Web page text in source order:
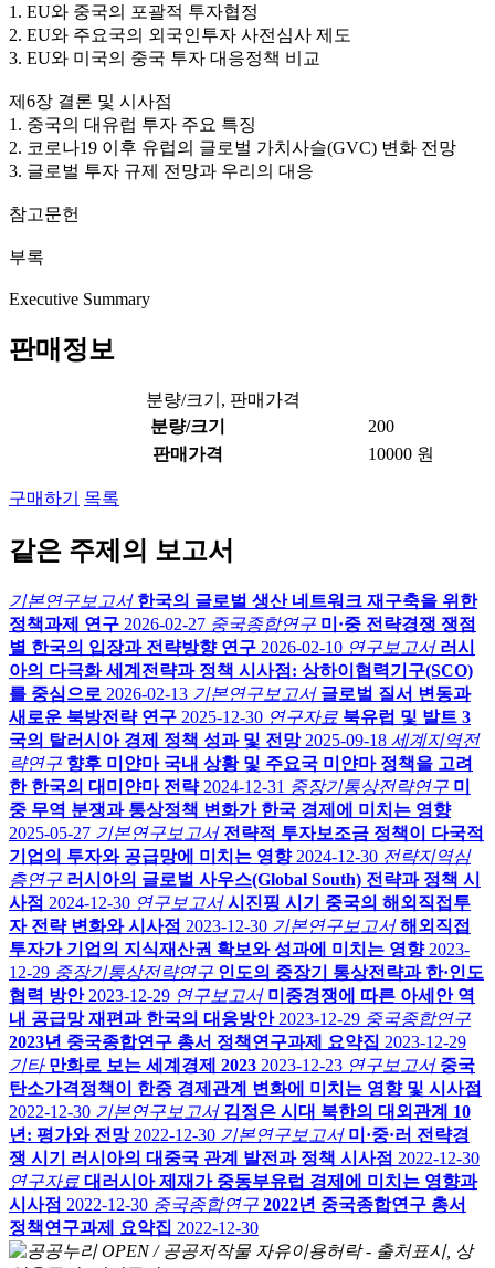
1. EU와 중국의 포괄적 투자협정
2. EU와 주요국의 외국인투자 사전심사 제도
3. EU와 미국의 중국 투자 대응정책 비교
제6장 결론 및 시사점
1. 중국의 대유럽 투자 주요 특징
2. 코로나19 이후 유럽의 글로벌 가치사슬(GVC) 변화 전망
3. 글로벌 투자 규제 전망과 우리의 대응
참고문헌
부록
Executive Summary
판매정보
분량/크기, 판매가격
분량/크기
200
판매가격
10000 원
구매하기 목록
같은 주제의 보고서
기본연구보고서 한국의 글로벌 생산 네트워크 재구축을 위한
정책과제 연구 2026-02-27 중국종합연구 미·중 전략경쟁 쟁점
별 한국의 입장과 전략방향 연구 2026-02-10 연구보고서 러시
아의 다극화 세계전략과 정책 시사점: 상하이협력기구(SCO)
를 중심으로 2026-02-13 기본연구보고서 글로벌 질서 변동과
새로운 북방전략 연구 2025-12-30 연구자료 북유럽 및 발트 3
국의 탈러시아 경제 정책 성과 및 전망 2025-09-18 세계지역전
략연구 향후 미얀마 국내 상황 및 주요국 미얀마 정책을 고려
한 한국의 대미얀마 전략 2024-12-31 중장기통상전략연구 미
중 무역 분쟁과 통상정책 변화가 한국 경제에 미치는 영향
2025-05-27 기본연구보고서 전략적 투자보조금 정책이 다국적
기업의 투자와 공급망에 미치는 영향 2024-12-30 전략지역심
층연구 러시아의 글로벌 사우스(Global South) 전략과 정책 시
사점 2024-12-30 연구보고서 시진핑 시기 중국의 해외직접투
자 전략 변화와 시사점 2023-12-30 기본연구보고서 해외직접
투자가 기업의 지식재산권 확보와 성과에 미치는 영향 2023-
12-29 중장기통상전략연구 인도의 중장기 통상전략과 한·인도
협력 방안 2023-12-29 연구보고서 미중경쟁에 따른 아세안 역
내 공급망 재편과 한국의 대응방안 2023-12-29 중국종합연구
2023년 중국종합연구 총서 정책연구과제 요약집 2023-12-29
기타 만화로 보는 세계경제 2023 2023-12-23 연구보고서 중국
탄소가격정책이 한중 경제관계 변화에 미치는 영향 및 시사점
2022-12-30 기본연구보고서 김정은 시대 북한의 대외관계 10
년: 평가와 전망 2022-12-30 기본연구보고서 미·중·러 전략경
쟁 시기 러시아의 대중국 관계 발전과 정책 시사점 2022-12-30
연구자료 대러시아 제재가 중동부유럽 경제에 미치는 영향과
시사점 2022-12-30 중국종합연구 2022년 중국종합연구 총서
정책연구과제 요약집 2022-12-30